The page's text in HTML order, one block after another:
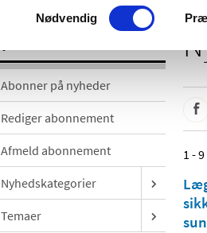
Samtykkevalg
Nødvendig
Abonner på nyheder
Rediger abonnement
Afmeld abonnement
Nyhedskategorier
Temaer
1 -